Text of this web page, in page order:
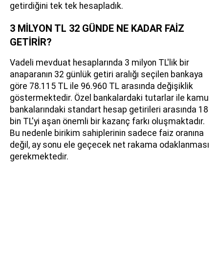
getirdiğini tek tek hesapladık.
3 MİLYON TL 32 GÜNDE NE KADAR FAİZ
GETİRİR?
Vadeli mevduat hesaplarında 3 milyon TL'lik bir
anaparanın 32 günlük getiri aralığı seçilen bankaya
göre 78.115 TL ile 96.960 TL arasında değişiklik
göstermektedir. Özel bankalardaki tutarlar ile kamu
bankalarındaki standart hesap getirileri arasında 18
bin TL'yi aşan önemli bir kazanç farkı oluşmaktadır.
Bu nedenle birikim sahiplerinin sadece faiz oranına
değil, ay sonu ele geçecek net rakama odaklanması
gerekmektedir.